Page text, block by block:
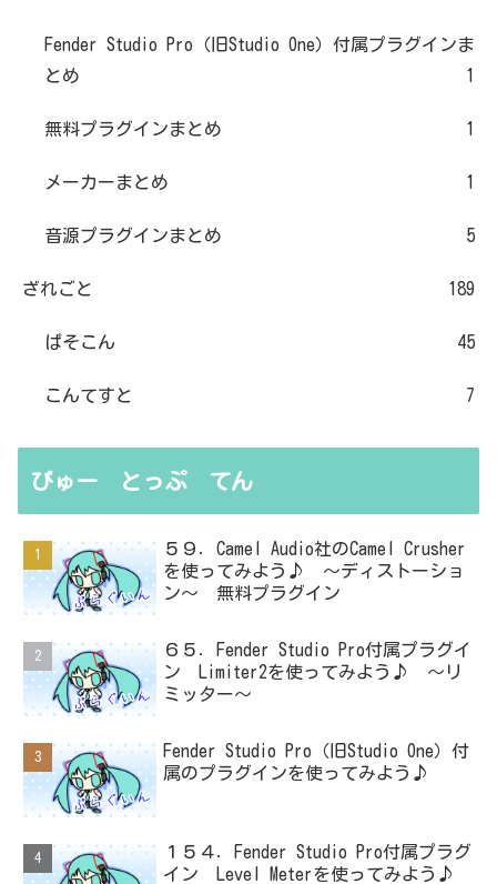
Fender Studio Pro（旧Studio One）付属プラグインま
とめ
1
無料プラグインまとめ 1
メーカーまとめ 1
音源プラグインまとめ 5
ざれごと 189
ぱそこん 45
こんてすと 7
びゅー とっぷ てん
５９．Camel Audio社のCamel Crusher
を使ってみよう♪ ～ディストーショ
ン～ 無料プラグイン
６５．Fender Studio Pro付属プラグイ
ン Limiter2を使ってみよう♪ ～リ
ミッター～
Fender Studio Pro（旧Studio One）付
属のプラグインを使ってみよう♪
１５４．Fender Studio Pro付属プラグ
イン Level Meterを使ってみよう♪